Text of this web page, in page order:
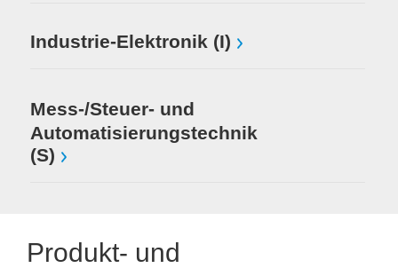
Industrie-Elektronik (I)
Mess-/Steuer- und
Automatisierungstechnik
(S)
Produkt- und